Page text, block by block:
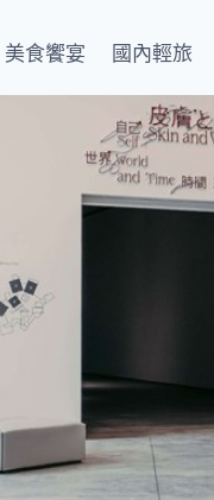
美食饗宴 國內輕旅